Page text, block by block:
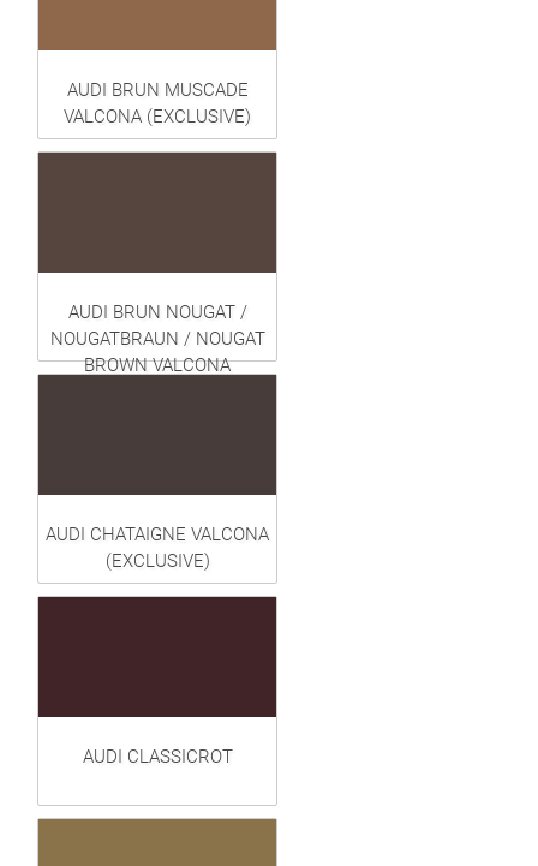
AUDI BRUN MUSCADE
VALCONA (EXCLUSIVE)
AUDI BRUN NOUGAT /
NOUGATBRAUN / NOUGAT
BROWN VALCONA
AUDI CHATAIGNE VALCONA
(EXCLUSIVE)
AUDI CLASSICROT